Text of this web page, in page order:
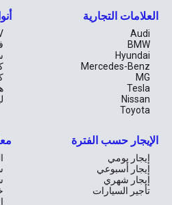
تُنسى، حيث تمتزج الفخامة والحماس
العلامات التجارية
Audi
BMW
Hyundai
Mercedes-Benz
MG
Tesla
Nissan
Toyota
الإيجار حسب الفترة
إيجار يومي
إيجار أسبوعي
إيجار شهري
تأجير السيارات